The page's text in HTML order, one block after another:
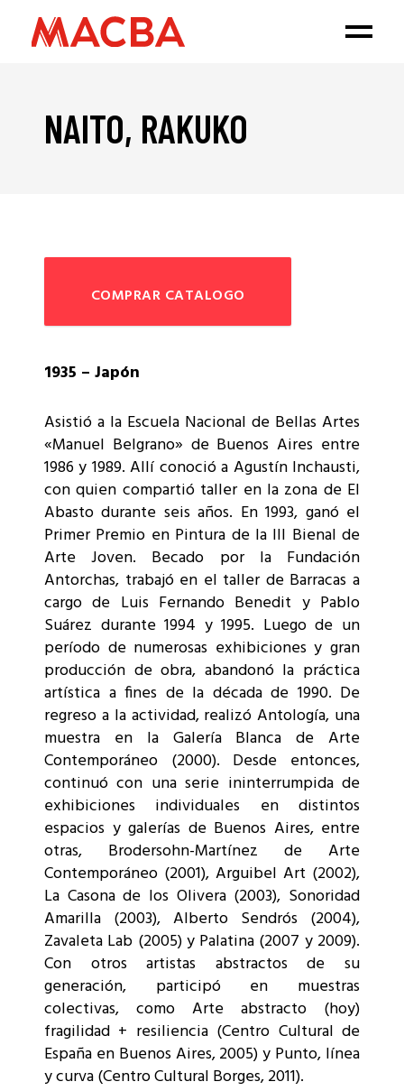
NAITO, RAKUKO
COMPRAR CATALOGO
1935 – Japón
Asistió a la Escuela Nacional de Bellas Artes
«Manuel Belgrano» de Buenos Aires entre
1986 y 1989. Allí conoció a Agustín Inchausti,
con quien compartió taller en la zona de El
Abasto durante seis años. En 1993, ganó el
Primer Premio en Pintura de la III Bienal de
Arte Joven. Becado por la Fundación
Antorchas, trabajó en el taller de Barracas a
cargo de Luis Fernando Benedit y Pablo
Suárez durante 1994 y 1995. Luego de un
período de numerosas exhibiciones y gran
producción de obra, abandonó la práctica
artística a fines de la década de 1990. De
regreso a la actividad, realizó Antología, una
muestra en la Galería Blanca de Arte
Contemporáneo (2000). Desde entonces,
continuó con una serie ininterrumpida de
exhibiciones individuales en distintos
espacios y galerías de Buenos Aires, entre
otras, Brodersohn-Martínez de Arte
Contemporáneo (2001), Arguibel Art (2002),
La Casona de los Olivera (2003), Sonoridad
Amarilla (2003), Alberto Sendrós (2004),
Zavaleta Lab (2005) y Palatina (2007 y 2009).
Con otros artistas abstractos de su
generación, participó en muestras
colectivas, como Arte abstracto (hoy)
fragilidad + resiliencia (Centro Cultural de
España en Buenos Aires, 2005) y Punto, línea
y curva (Centro Cultural Borges, 2011).